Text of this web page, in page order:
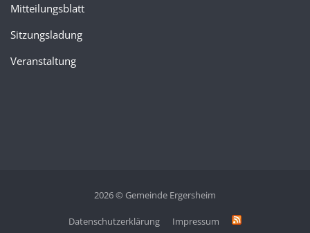
Mitteilungsblatt
Sitzungsladung
Veranstaltung
2026 © Gemeinde Ergersheim
Datenschutzerklärung Impressum